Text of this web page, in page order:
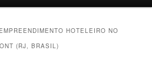
EMPREENDIMENTO HOTELEIRO NO
(RJ, BRASIL)